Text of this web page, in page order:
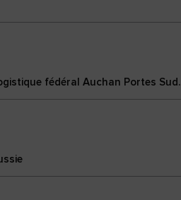
fédéral Auchan Portes Sud.